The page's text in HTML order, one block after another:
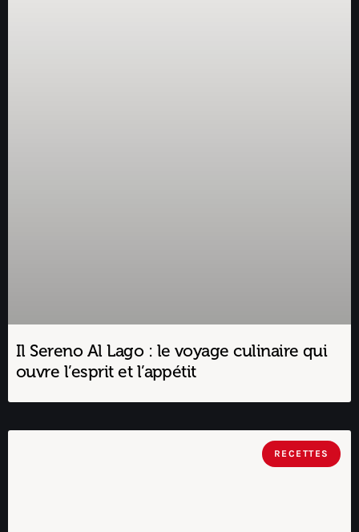
Il Sereno Al Lago : le voyage culinaire qui
ouvre l’esprit et l’appétit
RECETTES